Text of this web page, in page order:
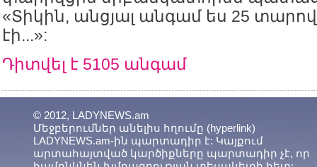
«Տիկին, անցյալ անգամ ես 25
էի...»:
Դիտվել է 5105 անգամ
© 2012, LADYNEWS.am
Մեջբերումներ անելիս հղումը (hyperlink)
LADYNEWS.am-ին պարտադիր է: Կայքում
արտահայտված կարծիքները պարտադիր չէ, որ